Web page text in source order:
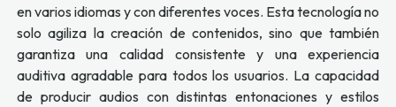
en varios idiomas y con diferentes voces. Esta tecnología no
solo agiliza la creación de contenidos, sino que también
garantiza una calidad consistente y una experiencia
auditiva agradable para todos los usuarios. La capacidad
de producir audios con distintas entonaciones y estilos